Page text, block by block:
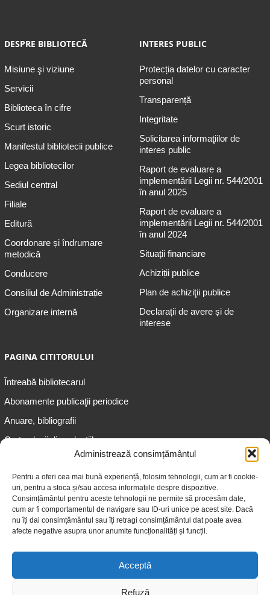
Administrează consimțământul
Pentru a oferi cea mai bună experiență, folosim tehnologii, cum ar fi cookie-
uri, pentru a stoca și/sau accesa informațiile despre dispozitive.
Consimțământul pentru aceste tehnologii ne permite să procesăm date,
cum ar fi comportamentul de navigare sau ID-uri unice pe acest site. Dacă
nu îți dai consimțământul sau îți retragi consimțământul dat poate avea
afecte negative asupra unor anumite funcționalități și funcții.
Acceptă
Refuză
DESPRE BIBLIOTECĂ
Misiune şi viziune
Servicii
Biblioteca în cifre
Scurt istoric
Manifestul bibliotecii publice
Legea bibliotecilor
Sediul central
Filiale
Editură
Coordonare și îndrumare
metodică
Conducere
Consiliul de Administrație
Organizare internă
INTERES PUBLIC
Protecția datelor cu caracter
personal
Transparență
Integritate
Solicitarea informaţiilor de
interes public
Raport de evaluare a
implementării Legii nr. 544/2001
în anul 2025
Raport de evaluare a
implementării Legii nr. 544/2001
în anul 2024
Situații financiare
Achiziții publice
Plan de achiziţii publice
Declarații de avere și de
interese
PAGINA CITITORULUI
Întreabă bibliotecarul
Abonamente publicaţii periodice
Anuare, bibliografii
Cartea lunii din colecțiile
Informații pentru adolescenți
Informații pentru adulți
Informații pentru seniori